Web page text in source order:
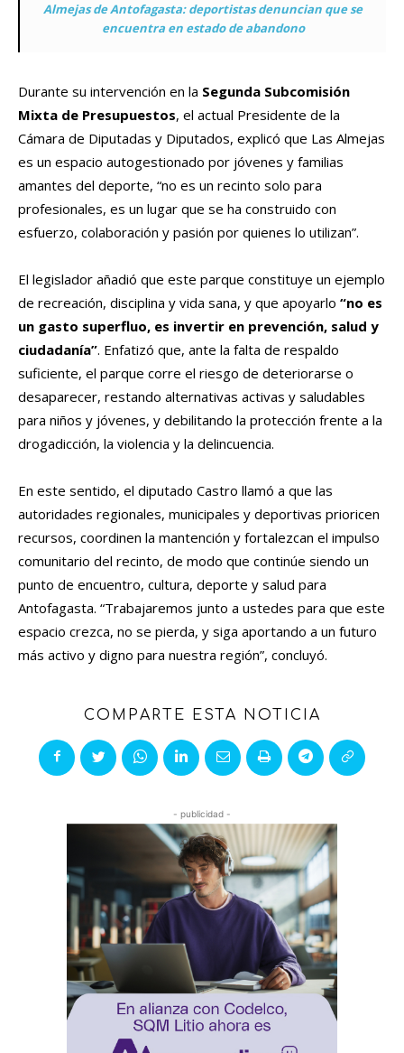
Almejas de Antofagasta: deportistas denuncian que se
encuentra en estado de abandono
Durante su intervención en la Segunda Subcomisión
Mixta de Presupuestos, el actual Presidente de la
Cámara de Diputadas y Diputados, explicó que Las Almejas
es un espacio autogestionado por jóvenes y familias
amantes del deporte, “no es un recinto solo para
profesionales, es un lugar que se ha construido con
esfuerzo, colaboración y pasión por quienes lo utilizan”.
El legislador añadió que este parque constituye un ejemplo
de recreación, disciplina y vida sana, y que apoyarlo “no es
un gasto superfluo, es invertir en prevención, salud y
ciudadanía”. Enfatizó que, ante la falta de respaldo
suficiente, el parque corre el riesgo de deteriorarse o
desaparecer, restando alternativas activas y saludables
para niños y jóvenes, y debilitando la protección frente a la
drogadicción, la violencia y la delincuencia.
En este sentido, el diputado Castro llamó a que las
autoridades regionales, municipales y deportivas prioricen
recursos, coordinen la mantención y fortalezcan el impulso
comunitario del recinto, de modo que continúe siendo un
punto de encuentro, cultura, deporte y salud para
Antofagasta. “Trabajaremos junto a ustedes para que este
espacio crezca, no se pierda, y siga aportando a un futuro
más activo y digno para nuestra región”, concluyó.
COMPARTE ESTA NOTICIA
- publicidad -